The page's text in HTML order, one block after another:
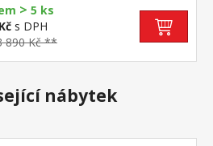
> 5 ks
s DPH
890 Kč **
nábytek